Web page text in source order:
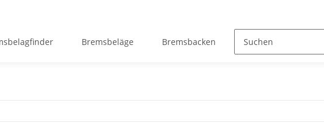
Bremsbeläge Bremsbacken Zubehör